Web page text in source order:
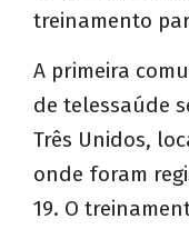
treinamento
A primeira
de telessaúde
Três Unidos,
onde foram
19. O